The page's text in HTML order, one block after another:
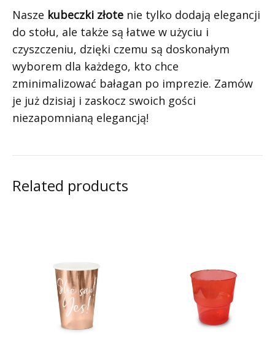
Nasze kubeczki złote nie tylko dodają elegancji
do stołu, ale także są łatwe w użyciu i
czyszczeniu, dzięki czemu są doskonałym
wyborem dla każdego, kto chce
zminimalizować bałagan po imprezie. Zamów
je już dzisiaj i zaskocz swoich gości
niezapomnianą elegancją!
Related products